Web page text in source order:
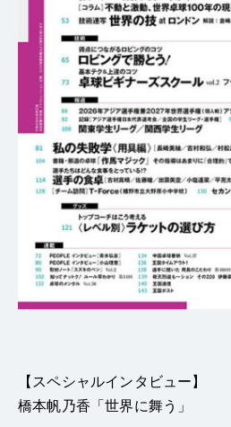
【スペシャルインタビュー】
橋本帆乃香「世界に舞う」